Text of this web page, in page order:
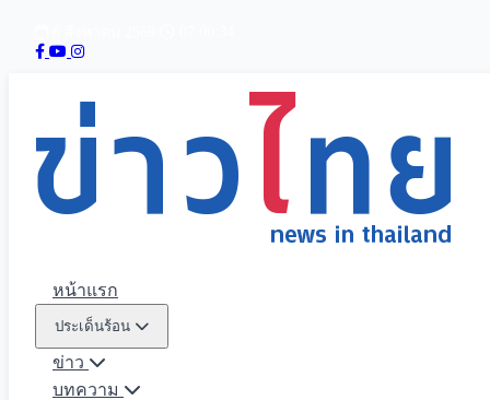
หน้าแรก
ประเด็นร้อน
ข่าว
บทความ